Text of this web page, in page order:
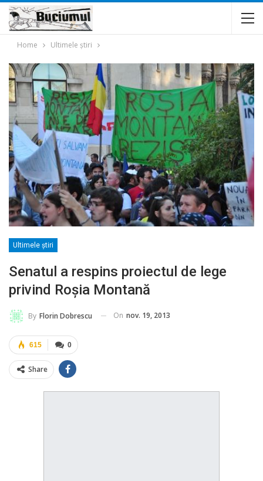
Home Ultimele ştiri
Ultimele ştiri
Senatul a respins proiectul de lege
privind Roşia Montană
By Florin Dobrescu On nov. 19, 2013
0
615
Share